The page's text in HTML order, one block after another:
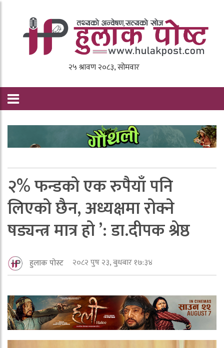
२% फन्डको एक रुपैयाँ पनि
लिएको छैन, अध्यक्षमा रोक्ने
षड्यन्त्र मात्र हो ’: डा.दीपक श्रेष्ठ
हुलाक पोस्ट २०८२ पुष २३, बुधबार १७:३४